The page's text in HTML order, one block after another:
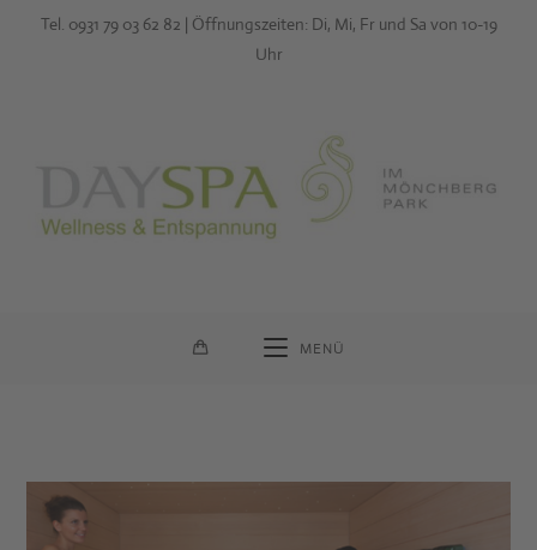
Tel. 0931 79 03 62 82 | Öffnungszeiten: Di, Mi, Fr und Sa von 10-19
Uhr
MENÜ